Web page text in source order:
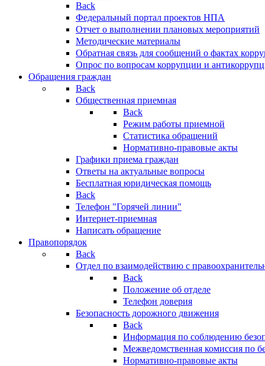
Back
Федеральный портал проектов НПА
Отчет о выполнении плановых мероприятий
Методические материалы
Обратная связь для сообщений о фактах
Опрос по вопросам коррупции и
Обращения граждан
Back
Общественная приемная
Back
Режим работы приемной
Статистика обращений
Нормативно-правовые акты
Графики приема граждан
Ответы на актуальные вопросы
Бесплатная юридическая помощь
Back
Телефон "Горячей линии"
Интернет-приемная
Написать обращение
Правопорядок
Back
Отдел по взаимодействию с
Back
Положение об отделе
Телефон доверия
Безопасность дорожного движения
Back
Информация по соблюдению
Межведомственная комиссия по
Нормативно-правовые акты